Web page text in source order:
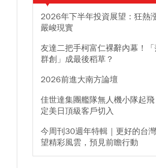
2026年下半年投資展望：狂熱
嚴峻現實
友達二把手柯富仁裸辭內幕！「
群創」成最後稻草？
2026前進大南方論壇
佳世達集團艦隊無人機小隊起飛
定美日頂級客戶切入
今周刊30週年特輯｜更好的台
望精彩風雲，預見前瞻行動